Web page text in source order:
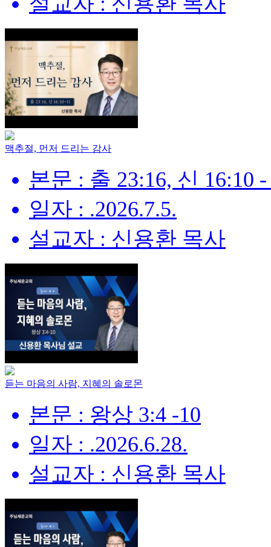
맥추절, 먼저 드리는 감사
본문 : 출 23:16, 신 16:10 -
일자 : .2026.7.5.
설교자 : 신용환 목사
듣는 마음의 사람, 지혜의 솔로몬
본문 : 왕상 3:4 -10
일자 : .2026.6.28.
설교자 : 신용환 목사